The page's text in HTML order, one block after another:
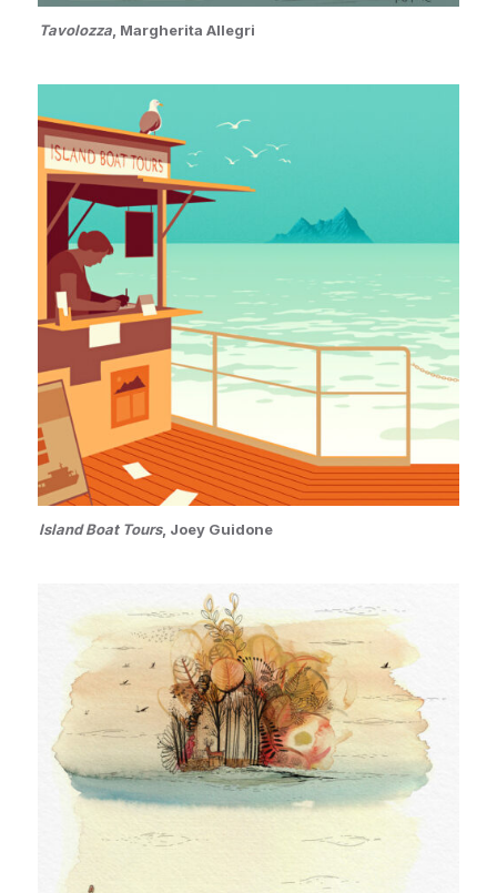
Tavolozza , Margherita Allegri
Island Boat Tours, Joey Guidone